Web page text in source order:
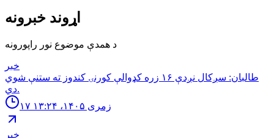
اړوند خبرونه
د همدې موضوع نور راپورونه
خبر
طالبان: سږكال نږدې ١۶ زره كډوالې كورنۍ كندوز ته ستنې شوي
دي.
۱۷ زمری ۱۴۰۵، ۱۳:۲۴
خبر